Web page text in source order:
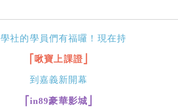
社的學員們有福囉！現在持
⎡啾寶上課證⎦
到嘉義新開幕
⎡in89豪華影城⎦